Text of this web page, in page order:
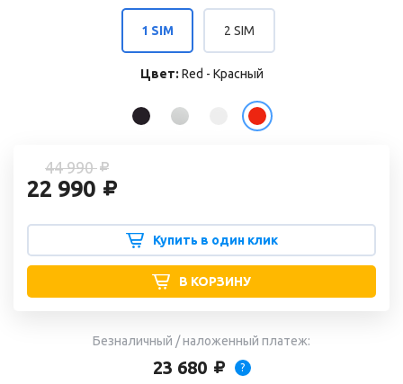
1 SIM 2 SIM
Цвет: Red - Красный
44 990
22 990
Купить в один клик
В КОРЗИНУ
Безналичный / наложенный платеж:
23 680 ?